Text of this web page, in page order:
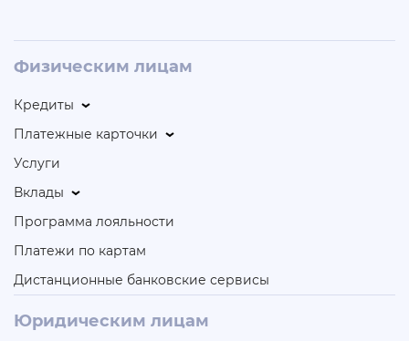
Физическим лицам
Кредиты
Платежные карточки
Услуги
Вклады
Программа лояльности
Платежи по картам
Дистанционные банковские сервисы
Юридическим лицам